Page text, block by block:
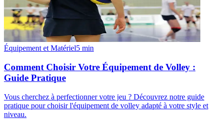
Équipement et Matériel5 min
Comment Choisir Votre Équipement de Volley :
Guide Pratique
Vous cherchez à perfectionner votre jeu ? Découvrez notre guide
pratique pour choisir l'équipement de volley adapté à votre style et
niveau.